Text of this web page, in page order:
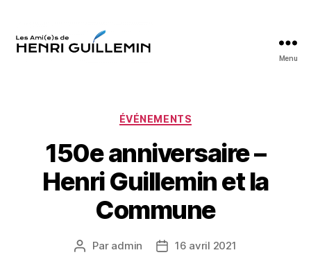
Menu
Catégories
ÉVÉNEMENTS
150e anniversaire –
Henri Guillemin et la
Commune
Auteur
Par admin
Date16 avril 2021